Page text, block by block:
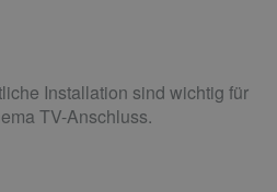
Installation sind wichtig für
TV-Anschluss.